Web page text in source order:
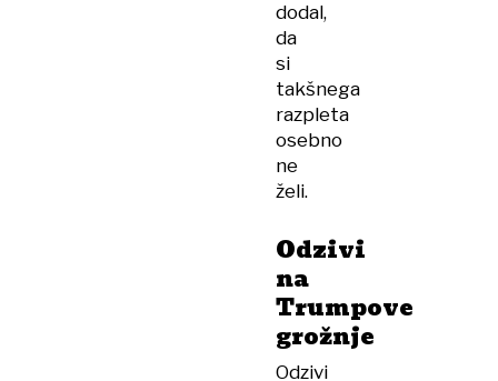
dodal,
da
si
takšnega
razpleta
osebno
ne
želi.
Odzivi
na
Trumpove
grožnje
Odzivi